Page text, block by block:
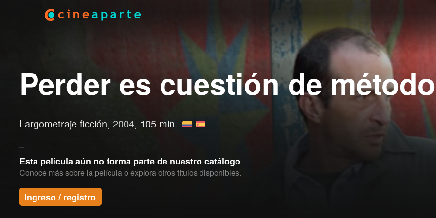
Perder es cuestión de método
Largometraje ficción, 2004, 105 min.
Esta película aún no forma parte de nuestro catálogo
Conoce más sobre la película o explora otros títulos disponibles.
Ingreso / registro